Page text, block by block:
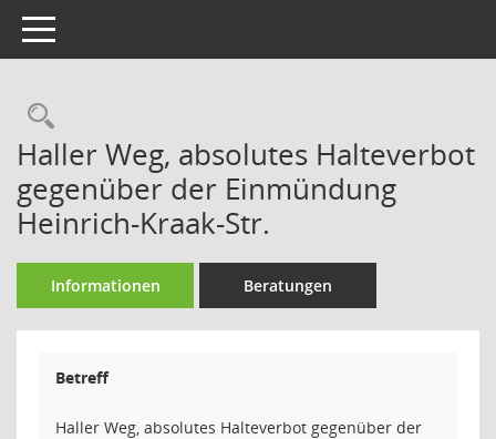
Toggle navigation
Rechercheauswahl
Haller Weg, absolutes Halteverbot
gegenüber der Einmündung
Heinrich-Kraak-Str.
Informationen Beratungen
Betreff
Haller Weg, absolutes Halteverbot gegenüber der